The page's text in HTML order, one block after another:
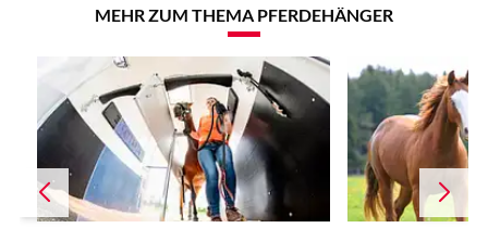
MEHR ZUM THEMA PFERDEHÄNGER